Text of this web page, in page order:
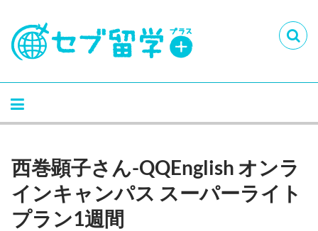
西巻顕子さん-QQEnglish オンラ
インキャンパス スーパーライト
プラン1週間